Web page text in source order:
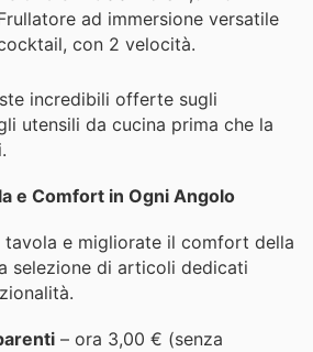
ad immersione versatile
con 2 velocità.
incredibili offerte sugli
utensili da cucina prima che la
e Comfort in Ogni Angolo
tavola e migliorate il comfort della
selezione di articoli dedicati
– ora 3,00 € (senza